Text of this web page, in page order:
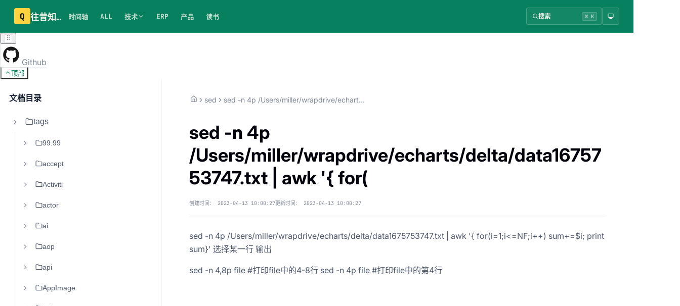
Q 往昔知识库 时间轴 ALL 技术 ERP 产品 读书 搜索 ⌘ K
Github
顶部
文档目录
tags
99.99
accept
Activiti
actor
ai
aop
api
AppImage
sed sed -n 4p /Users/miller/wrapdrive/echarts/delta/data1675753747.txt | awk '{ for(
sed -n 4p
/Users/miller/wrapdrive/echarts/delta/data16757
53747.txt | awk '{ for(
创建时间： 2023-04-13 10:00:27更新时间： 2023-04-13 10:00:27
sed -n 4p /Users/miller/wrapdrive/echarts/delta/data1675753747.txt | awk '{ for(i=1;i<=NF;i++) sum+=$i; print
sum}' 选择某一行 输出
sed -n 4,8p file #打印file中的4-8行 sed -n 4p file #打印file中的第4行